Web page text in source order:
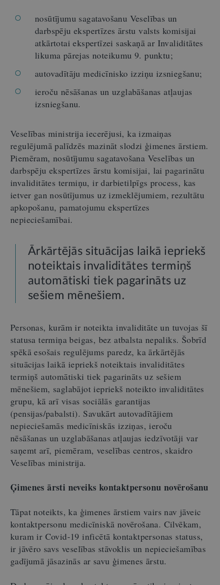
nosūtījumu sagatavošanu Veselības un
darbspēju ekspertīzes ārstu valsts komisijai
atkārtotai ekspertīzei saskaņā ar Invaliditātes
likuma pārejas noteikumu 9. punktu;
autovadītāju medicīnisko izziņu izsniegšanu;
ieroču nēsāšanas un uzglabāšanas atļaujas
izsniegšanu.
Veselības ministrija iecerējusi, ka izmaiņas
regulējumā palīdzēs mazināt slodzi ģimenes ārstiem.
Piemēram, nosūtījumu sagatavošana Veselības un
darbspēju ekspertīzes ārstu komisijai, lai pagarinātu
invaliditātes termiņu, ir darbietilpīgs process, kas
ietver gan nosūtījumus uz izmeklējumiem, rezultātu
apkopošanu, pamatojumu ekspertīzes
nepieciešamībai.
Ārkārtējās situācijas laikā iepriekš
noteiktais invaliditātes termiņš
automātiski tiek pagarināts uz
sešiem mēnešiem.
Personas, kurām ir noteikta invaliditāte un tuvojas šī
statusa termiņa beigas, bez atbalsta nepaliks. Šobrīd
spēkā esošais regulējums paredz, ka ārkārtējās
situācijas laikā iepriekš noteiktais invaliditātes
termiņš automātiski tiek pagarināts uz sešiem
mēnešiem, saglabājot iepriekš noteikto invaliditātes
grupu, kā arī visas sociālās garantijas
(pensijas/pabalsti). Savukārt autovadītājiem
nepieciešamās medicīniskās izziņas, ieroču
nēsāšanas un uzglabāšanas atļaujas iedzīvotāji var
saņemt arī, piemēram, veselības centros, skaidro
Veselības ministrija.
Ģimenes ārsti neveiks kontaktpersonu novērošanu
Tāpat noteikts, ka ģimenes ārstiem vairs nav jāveic
kontaktpersonu medicīniskā novērošana. Cilvēkam,
kuram ir Covid-19 inficētā kontaktpersonas statuss,
ir jāvēro savs veselības stāvoklis un nepieciešamības
gadījumā jāsazinās ar savu ģimenes ārstu.